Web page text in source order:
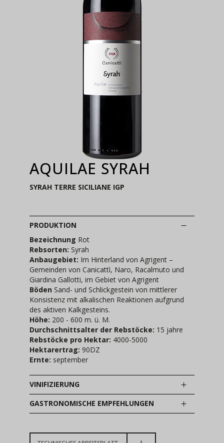
AQUILAE SYRAH
SYRAH TERRE SICILIANE IGP
PRODUKTION
Bezeichnung Rot
Rebsorten: Syrah
Anbaugebiet: Im Hinterland von Agrigent –
Gemeinden von Canicattì, Naro, Racalmuto und
Giardina Gallotti, im Gebiet von Agrigent
Böden Sand- und Schlickgestein von mittlerer
Konsistenz mit alkalischen Reaktionen aufgrund
des aktiven Kalkgesteins.
Höhe: 200 - 600 m. ü. M.
Durchschnittsalter der Rebstöcke: 15 jahre
Rebstöcke pro Hektar: 4000-5000
Hektarertrag: 90DZ
Ernte: september
VINIFIZIERUNG
GASTRONOMISCHE EMPFEHLUNGEN